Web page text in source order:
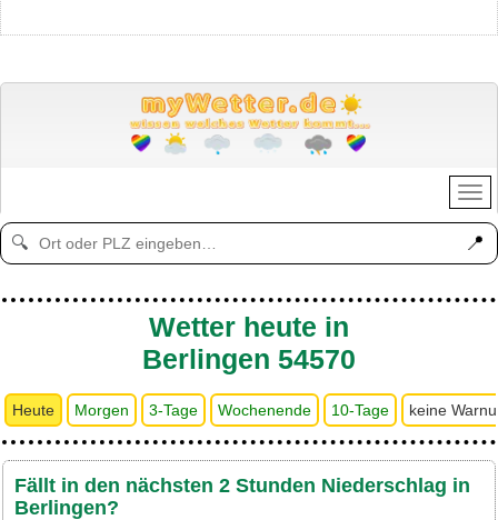
🔍 📍
Wetter heute in
Berlingen 54570
Heute Morgen 3-Tage Wochenende 10-Tage keine
Fällt in den nächsten 2 Stunden Niederschlag in
Berlingen?